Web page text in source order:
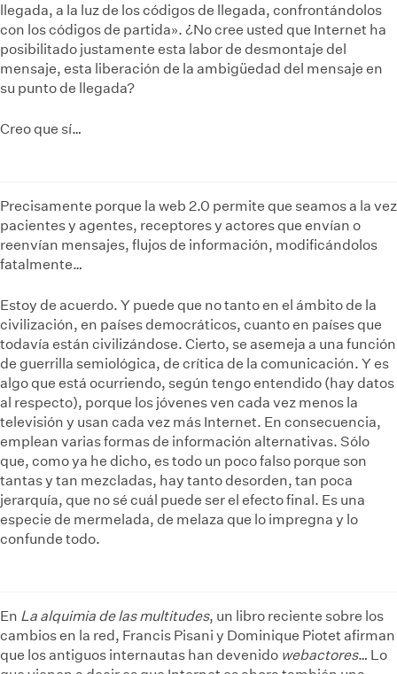
llegada, a la luz de los códigos de llegada, confrontándolos
con los códigos de partida». ¿No cree usted que Internet ha
posibilitado justamente esta labor de desmontaje del
mensaje, esta liberación de la ambigüedad del mensaje en
su punto de llegada?
Creo que sí…
Precisamente porque la web 2.0 permite que seamos a la vez
pacientes y agentes, receptores y actores que envían o
reenvían mensajes, flujos de información, modificándolos
fatalmente…
Estoy de acuerdo. Y puede que no tanto en el ámbito de la
civilización, en países democráticos, cuanto en países que
todavía están civilizándose. Cierto, se asemeja a una función
de guerrilla semiológica, de crítica de la comunicación. Y es
algo que está ocurriendo, según tengo entendido (hay datos
al respecto), porque los jóvenes ven cada vez menos la
televisión y usan cada vez más Internet. En consecuencia,
emplean varias formas de información alternativas. Sólo
que, como ya he dicho, es todo un poco falso porque son
tantas y tan mezcladas, hay tanto desorden, tan poca
jerarquía, que no sé cuál puede ser el efecto final. Es una
especie de mermelada, de melaza que lo impregna y lo
confunde todo.
En La alquimia de las multitudes, un libro reciente sobre los
cambios en la red, Francis Pisani y Dominique Piotet afirman
que los antiguos internautas han devenido webactores… Lo